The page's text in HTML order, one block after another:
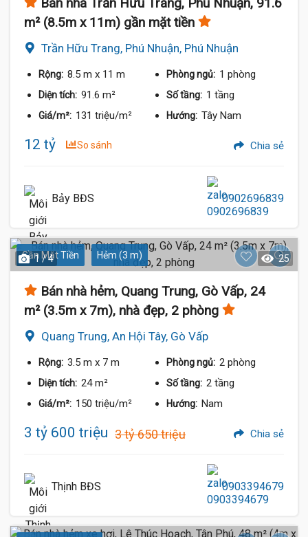
m² (8.5m x 11m) gần mặt tiền
Trần Hữu Trang, Phú Nhuận, Phú Nhuận
Rộng: 8.5 m x 11 m Phòng ngủ: 1 phòng
Diện tích: 91.6 m² Số tầng: 1 tầng
Giá/m²: 131 triệu/m² Hướng: Tây Nam
12 tỷ So sánh Chia sẻ
Bảy BĐS 0902696839
Gần Mặt Tiền Hẻm (3 m)
1 / 4 25
Bán nhà hẻm, Quang Trung, Gò Vấp, 24
m² (3.5m x 7m), nhà đẹp, 2 phòng
Quang Trung, An Hội Tây, Gò Vấp
Rộng: 3.5 m x 7 m Phòng ngủ: 2 phòng
Diện tích: 24 m² Số tầng: 2 tầng
Giá/m²: 150 triệu/m² Hướng: Nam
3 tỷ 600 triệu 3 tỷ 650 triệu Chia sẻ
Thịnh BĐS 0903394679